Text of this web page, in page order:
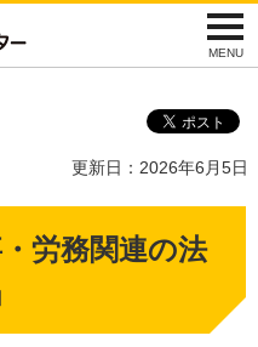
MENU
更新日：2026年6月5日
労務関連の法